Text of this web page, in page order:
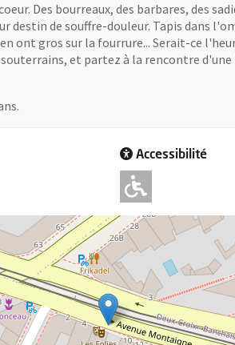
Des bourreaux, des barbares, des
destin de souffre-douleur. Tapis dans
ont gros sur la fourrure... Serait-ce
et partez à la rencontre d'une
Accessibilité
Adapté